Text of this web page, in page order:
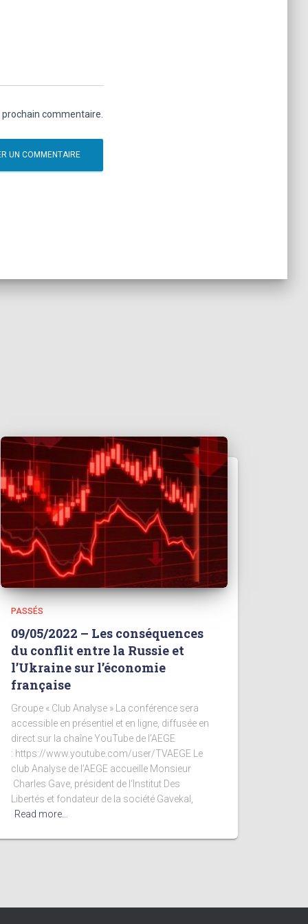
commentaire.
PASSÉS
09/05/2022 – Les conséquences
du conflit entre la Russie et
l’Ukraine sur l’économie
française
Groupe « Club Analyse » La conférence sera
accessible en présentiel et en ligne, diffusée en
direct sur la chaîne YouTube de l’AEGE
: https://www.youtube.com/user/TVAEGE Le
club Analyse de l’AEGE accueille Monsieur
Charles Gave, président de l‘Institut Des
Libertés et fondateur de la société Gavekal,
Read more…